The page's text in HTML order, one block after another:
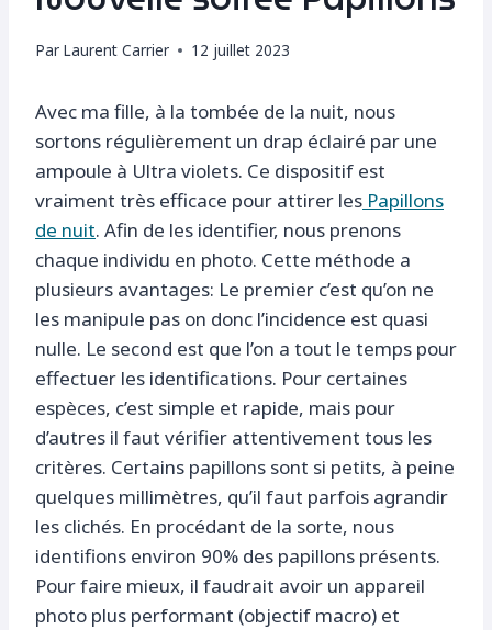
Par Laurent Carrier 12 juillet 2023
Avec ma fille, à la tombée de la nuit, nous
sortons régulièrement un drap éclairé par une
ampoule à Ultra violets. Ce dispositif est
vraiment très efficace pour attirer les Papillons
de nuit. Afin de les identifier, nous prenons
chaque individu en photo. Cette méthode a
plusieurs avantages: Le premier c’est qu’on ne
les manipule pas on donc l’incidence est quasi
nulle. Le second est que l’on a tout le temps pour
effectuer les identifications. Pour certaines
espèces, c’est simple et rapide, mais pour
d’autres il faut vérifier attentivement tous les
critères. Certains papillons sont si petits, à peine
quelques millimètres, qu’il faut parfois agrandir
les clichés. En procédant de la sorte, nous
identifions environ 90% des papillons présents.
Pour faire mieux, il faudrait avoir un appareil
photo plus performant (objectif macro) et